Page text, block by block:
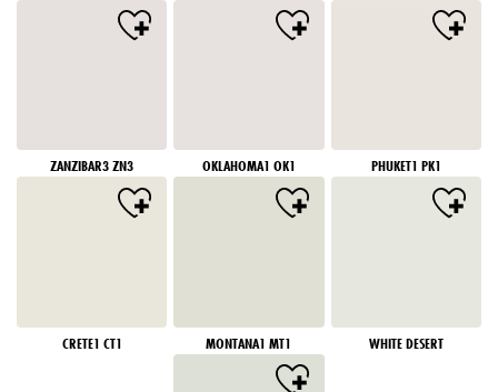
ZANZIBAR3 ZN3 OKLAHOMA1 OK1 PHUKET1 PK1
CRETE1 CT1 MONTANA1 MT1 WHITE DESERT